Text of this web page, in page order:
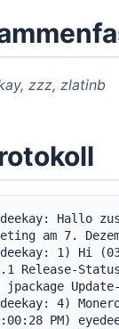
zzz, zlatinb
Hallo
am 7.
1) Hi
Release-
jpackage
4)
PM)